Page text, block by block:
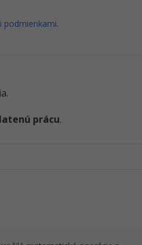
podmienkami.
prácu.